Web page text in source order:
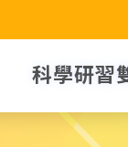
科學研習